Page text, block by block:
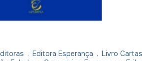
. Editora Esperança . Livro Cartas